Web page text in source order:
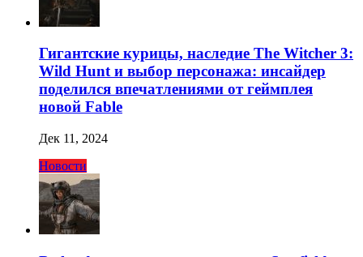
Гигантские курицы, наследие The Witcher 3:
Wild Hunt и выбор персонажа: инсайдер
поделился впечатлениями от геймплея
новой Fable
Дек 11, 2024
Новости